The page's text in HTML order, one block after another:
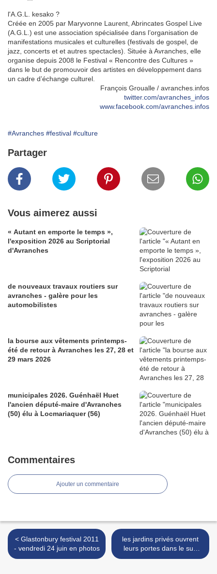
l'A.G.L. kesako ?
Créée en 2005 par Maryvonne Laurent, Abrincates Gospel Live
(A.G.L.) est une association spécialisée dans l’organisation de
manifestations musicales et culturelles (festivals de gospel, de
jazz, concerts et et autres spectacles). Située à Avranches, elle
organise depuis 2008 le Festival « Rencontre des Cultures »
dans le but de promouvoir des artistes en développement dans
un cadre d’échange culturel.
François Groualle / avranches.infos
twitter.com/avranches_infos
www.facebook.com/avranches.infos
#Avranches #festival #culture
Partager
Vous aimerez aussi
« Autant en emporte le temps »,
l'exposition 2026 au Scriptorial
d'Avranches
de nouveaux travaux routiers sur
avranches - galère pour les
automobilistes
la bourse aux vêtements printemps-
été de retour à Avranches les 27, 28 et
29 mars 2026
municipales 2026. Guénhaël Huet
l'ancien député-maire d'Avranches
(50) élu à Locmariaquer (56)
Commentaires
Ajouter un commentaire
< Glastonbury festival 2011
- vendredi 24 juin en photos
les jardins privés ouvrent
leurs portes dans le sud
Manche - été / automne